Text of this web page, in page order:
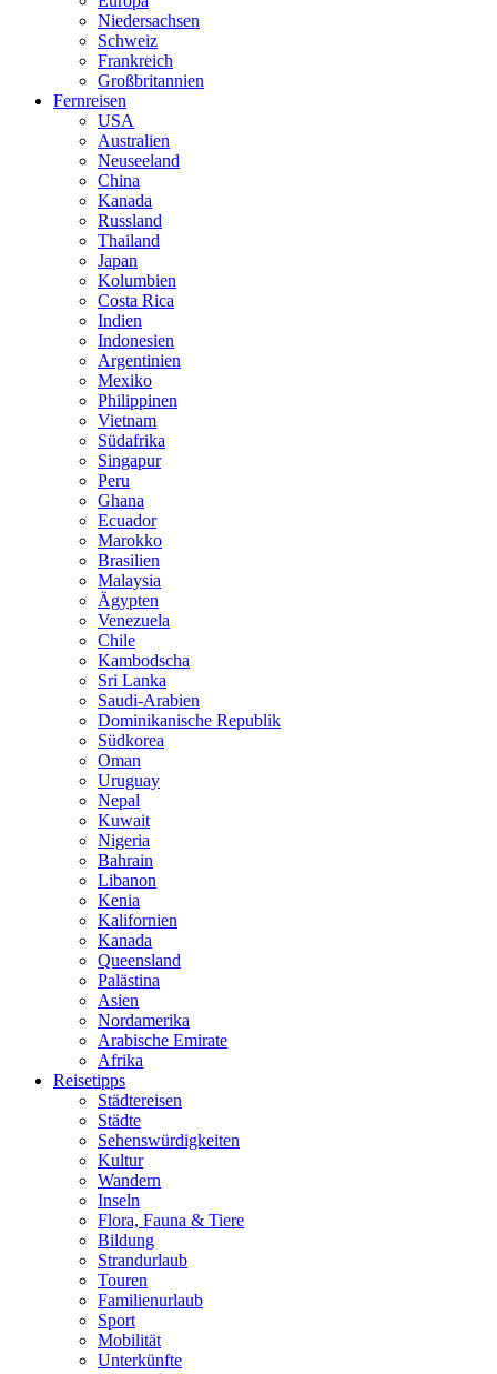
Niedersachsen
Schweiz
Frankreich
Großbritannien
Fernreisen
USA
Australien
Neuseeland
China
Kanada
Russland
Thailand
Japan
Kolumbien
Costa Rica
Indien
Indonesien
Argentinien
Mexiko
Philippinen
Vietnam
Südafrika
Singapur
Peru
Ghana
Ecuador
Marokko
Brasilien
Malaysia
Ägypten
Venezuela
Chile
Kambodscha
Sri Lanka
Saudi-Arabien
Dominikanische Republik
Südkorea
Oman
Uruguay
Nepal
Kuwait
Nigeria
Bahrain
Libanon
Kenia
Kalifornien
Kanada
Queensland
Palästina
Asien
Nordamerika
Arabische Emirate
Afrika
Reisetipps
Städtereisen
Städte
Sehenswürdigkeiten
Kultur
Wandern
Inseln
Flora, Fauna & Tiere
Bildung
Strandurlaub
Touren
Familienurlaub
Sport
Mobilität
Unterkünfte